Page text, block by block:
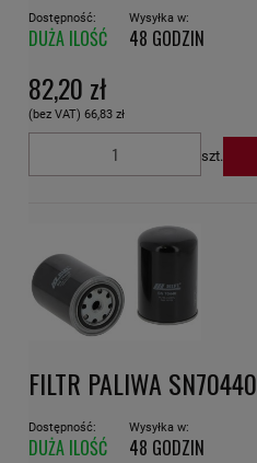
Dostępność:
DUŻA ILOŚĆ
Wysyłka w:
48 GODZIN
82,20 zł
(bez VAT) 66,83 zł
szt.
FILTR PALIWA SN70440
Dostępność:
DUŻA ILOŚĆ
Wysyłka w:
48 GODZIN